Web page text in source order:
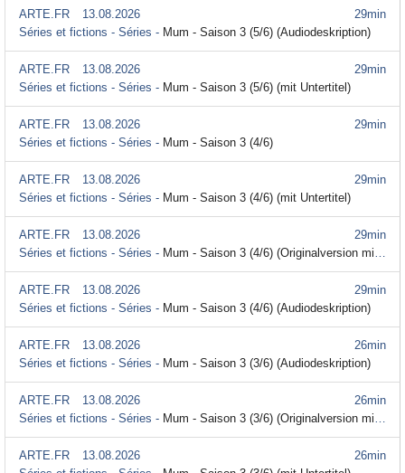
29min
ARTE.FR
13.08.2026
Séries et fictions - Séries - Mum - Saison 3 (5/6) (Audiodeskription)
29min
ARTE.FR
13.08.2026
Séries et fictions - Séries - Mum - Saison 3 (5/6) (mit Untertitel)
29min
ARTE.FR
13.08.2026
Séries et fictions - Séries - Mum - Saison 3 (4/6)
29min
ARTE.FR
13.08.2026
Séries et fictions - Séries - Mum - Saison 3 (4/6) (mit Untertitel)
29min
ARTE.FR
13.08.2026
Séries et fictions - Séries - Mum - Saison 3 (4/6) (Originalversion mit Untertitel)
29min
ARTE.FR
13.08.2026
Séries et fictions - Séries - Mum - Saison 3 (4/6) (Audiodeskription)
26min
ARTE.FR
13.08.2026
Séries et fictions - Séries - Mum - Saison 3 (3/6) (Audiodeskription)
26min
ARTE.FR
13.08.2026
Séries et fictions - Séries - Mum - Saison 3 (3/6) (Originalversion mit Untertitel)
26min
ARTE.FR
13.08.2026